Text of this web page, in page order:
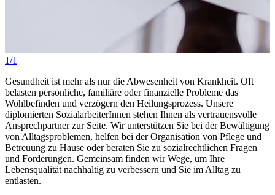
1/1
Gesundheit ist mehr als nur die Abwesenheit von Krankheit. Oft
belasten persönliche, familiäre oder finanzielle Probleme das
Wohlbefinden und verzögern den Heilungsprozess. Unsere
diplomierten SozialarbeiterInnen stehen Ihnen als vertrauensvolle
Ansprechpartner zur Seite. Wir unterstützen Sie bei der Bewältigung
von Alltagsproblemen, helfen bei der Organisation von Pflege und
Betreuung zu Hause oder beraten Sie zu sozialrechtlichen Fragen
und Förderungen. Gemeinsam finden wir Wege, um Ihre
Lebensqualität nachhaltig zu verbessern und Sie im Alltag zu
entlasten.